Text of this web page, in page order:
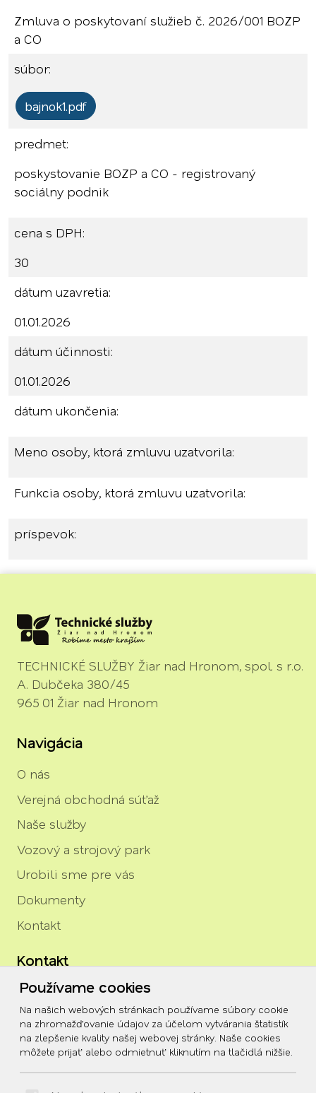
Zmluva o poskytovaní služieb č. 2026/001 BOZP
a CO
súbor:
bajnok1.pdf
predmet:
poskystovanie BOZP a CO - registrovaný
sociálny podnik
cena s DPH:
30
dátum uzavretia:
01.01.2026
dátum účinnosti:
01.01.2026
dátum ukončenia:
Meno osoby, ktorá zmluvu uzatvorila:
Funkcia osoby, ktorá zmluvu uzatvorila:
príspevok:
Používame cookies
Na našich webových stránkach používame súbory cookie
na zhromažďovanie údajov za účelom vytvárania štatistík
na zlepšenie kvality našej webovej stránky. Naše cookies
môžete prijať alebo odmietnuť kliknutím na tlačidlá nižšie.
TECHNICKÉ SLUŽBY Žiar nad Hronom, spol. s r.o.
A. Dubčeka 380/45
965 01 Žiar nad Hronom
Navigácia
O nás
Verejná obchodná súťaž
Naše služby
Vozový a strojový park
Urobili sme pre vás
Dokumenty
Kontakt
Kontakt
igor.rozenberg@tszh.eu
045/678 70 10
045/678 70 11
Social